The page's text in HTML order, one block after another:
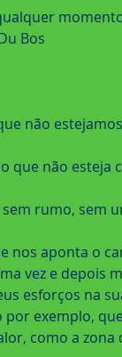
Bos
não
que não esteja
rumo, sem
nos aponta o
vez e depois
esforços na
exemplo,
como a zona